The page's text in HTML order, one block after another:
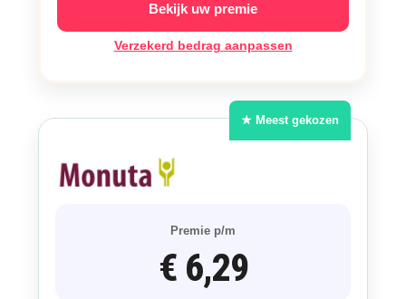
Bekijk uw premie
Verzekerd bedrag aanpassen
★ Meest gekozen
Premie p/m
€ 6,29